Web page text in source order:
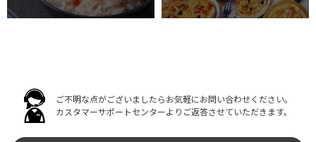
ご不明な点がございましたらお気軽にお問い合わせください。
カスタマーサポートセンターよりご返答させていただきます。